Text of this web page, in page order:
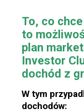
To, co
to
plan
Investor
dochód z
W tym
dochodów: